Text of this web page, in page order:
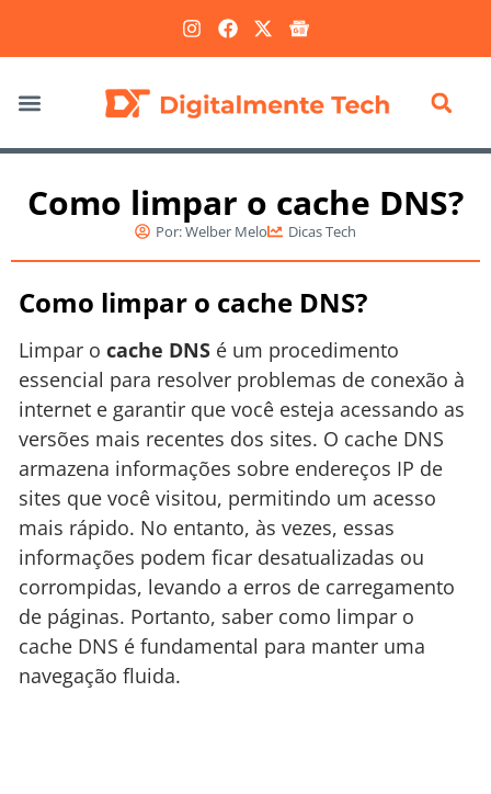
Como limpar o cache DNS?
Por:Welber Melo Dicas Tech
Como limpar o cache DNS?
Limpar o cache DNS é um procedimento
essencial para resolver problemas de conexão à
internet e garantir que você esteja acessando as
versões mais recentes dos sites. O cache DNS
armazena informações sobre endereços IP de
sites que você visitou, permitindo um acesso
mais rápido. No entanto, às vezes, essas
informações podem ficar desatualizadas ou
corrompidas, levando a erros de carregamento
de páginas. Portanto, saber como limpar o
cache DNS é fundamental para manter uma
navegação fluida.